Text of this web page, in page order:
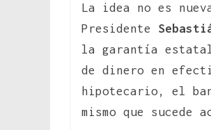
La idea no es
Presidente
la garantía
de dinero en
hipotecario, el
mismo que sucede